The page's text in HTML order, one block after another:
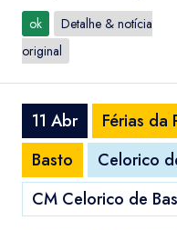
ok
Detalhe & notícia
original
11 Abr
Férias da
Basto
Celorico
CM Celorico de